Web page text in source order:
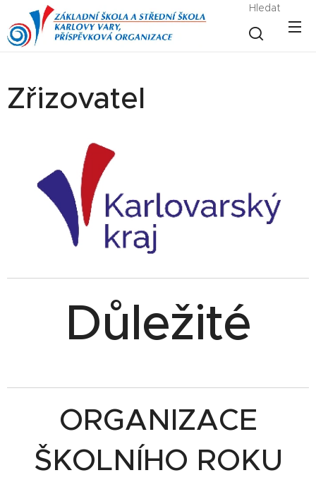
Hledat
Zřizovatel
Důležité
ORGANIZACE
ŠKOLNÍHO ROKU